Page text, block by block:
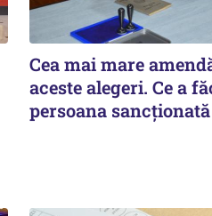
Cea mai mare
aceste alegeri. Ce a
persoana sancționată